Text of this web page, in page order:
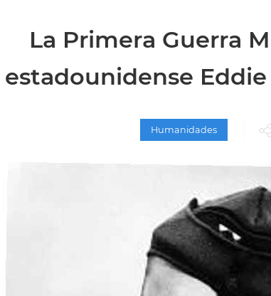
La Primera Guerra
estadounidense
Humanidades